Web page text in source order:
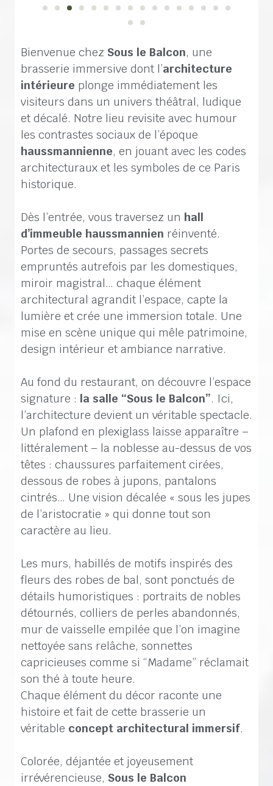
Bienvenue chez Sous le Balcon, une
brasserie immersive dont l’architecture
intérieure plonge immédiatement les
visiteurs dans un univers théâtral, ludique
et décalé. Notre lieu revisite avec humour
les contrastes sociaux de l’époque
haussmannienne, en jouant avec les codes
architecturaux et les symboles de ce Paris
historique.
Dès l’entrée, vous traversez un hall
d’immeuble haussmannien réinventé.
Portes de secours, passages secrets
empruntés autrefois par les domestiques,
miroir magistral… chaque élément
architectural agrandit l’espace, capte la
lumière et crée une immersion totale. Une
mise en scène unique qui mêle patrimoine,
design intérieur et ambiance narrative.
Au fond du restaurant, on découvre l’espace
signature : la salle “Sous le Balcon”. Ici,
l’architecture devient un véritable spectacle.
Un plafond en plexiglass laisse apparaître –
littéralement – la noblesse au-dessus de vos
têtes : chaussures parfaitement cirées,
dessous de robes à jupons, pantalons
cintrés… Une vision décalée « sous les jupes
de l’aristocratie » qui donne tout son
caractère au lieu.
Les murs, habillés de motifs inspirés des
fleurs des robes de bal, sont ponctués de
détails humoristiques : portraits de nobles
détournés, colliers de perles abandonnés,
mur de vaisselle empilée que l’on imagine
nettoyée sans relâche, sonnettes
capricieuses comme si “Madame” réclamait
son thé à toute heure.
Chaque élément du décor raconte une
histoire et fait de cette brasserie un
véritable concept architectural immersif.
Colorée, déjantée et joyeusement
irrévérencieuse, Sous le Balcon